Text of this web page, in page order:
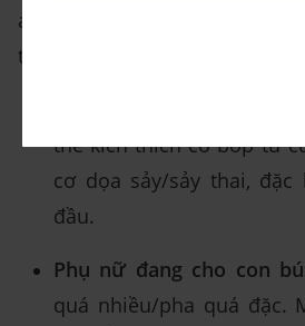
ai cũng phù hợp. Dưới đây
tránh hoặc cần thận trọng khi
thể kích thích co bóp tử
cơ dọa sảy/sảy thai,
đầu.
Phụ nữ đang cho con
quá nhiều/pha quá đặc.